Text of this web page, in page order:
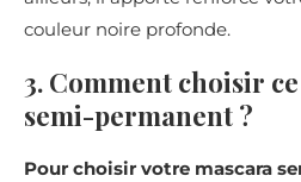
couleur noire profonde.
3. Comment choisir
semi-permanent ?
Pour choisir votre mascara